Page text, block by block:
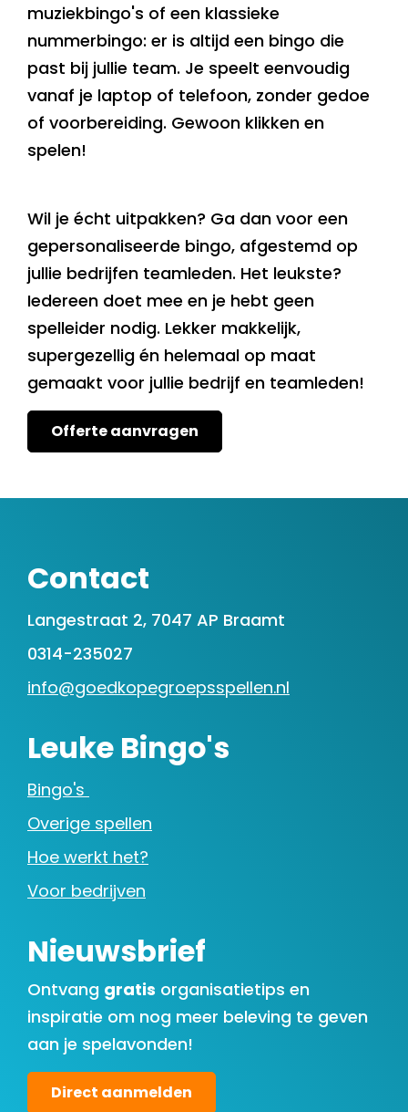
muziekbingo's of een klassieke
nummerbingo: er is altijd een bingo die
past bij jullie team. Je speelt eenvoudig
vanaf je laptop of telefoon, zonder gedoe
of voorbereiding. Gewoon klikken en
spelen!
Wil je écht uitpakken? Ga dan voor een
gepersonaliseerde bingo, afgestemd op
jullie bedrijfen teamleden. Het leukste?
Iedereen doet mee en je hebt geen
spelleider nodig. Lekker makkelijk,
supergezellig én helemaal op maat
gemaakt voor jullie bedrijf en teamleden!
Offerte aanvragen
Contact
Langestraat 2, 7047 AP Braamt
0314-235027
info@goedkopegroepsspellen.nl
Leuke Bingo's
Bingo's
Overige spellen
Hoe werkt het?
Voor bedrijven
Nieuwsbrief
Ontvang gratis organisatietips en
inspiratie om nog meer beleving te geven
aan je spelavonden!
Direct aanmelden